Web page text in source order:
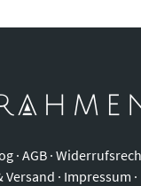
· AGB ·
Versand · Impressum ·